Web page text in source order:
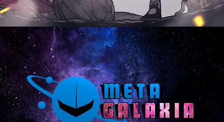
Opening https://metagalaxia.com.br/anime-e-manga/quando-e-onde-assistir-ao-episodio-1-de-solo-leveling/